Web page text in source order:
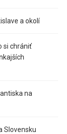
a okolí
si chrániť
na
Slovensku